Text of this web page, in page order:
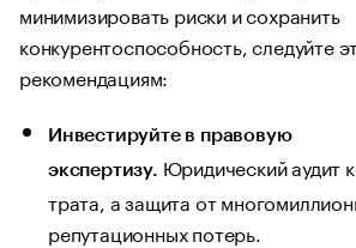
минимизировать риски и сохранить
конкурентоспособность, следуйте
рекомендациям:
Инвестируйте в правовую
экспертизу. Юридический аудит
трата, а защита от
репутационных потерь.